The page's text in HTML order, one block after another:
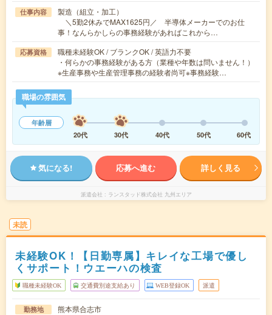
仕事内容
製造（組立・加工）
＼5勤2休みでMAX1625円／ 半導体メーカーでのお仕
事！なんらかしらの事務経験があればこれから…
応募資格
職種未経験OK / ブランクOK / 英語力不要
・何らかの事務経験がある方（業種や年数は問いません！）
※生産事務や生産管理事務の経験者尚可※事務経験…
職場の雰囲気
年齢層
20代
30代 40代 50代 60代
気になる! 応募へ進む 詳しく見る
派遣会社 ランスタッド株式会社 九州エリア
未読
未経験OK！【日勤専属】キレイな工場で優し
くサポート！ウエーハの検査
職種未経験OK 交通費別途支給あり WEB登録OK 派遣
勤務地
熊本県合志市